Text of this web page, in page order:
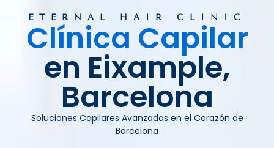
ETERNAL HAIR CLINIC
Clínica Capilar
en Eixample,
Barcelona
Soluciones Capilares Avanzadas en el Corazón de
Barcelona